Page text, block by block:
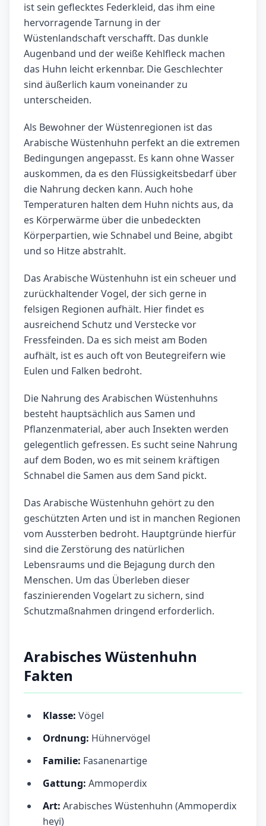
ist sein geflecktes Federkleid, das ihm eine
hervorragende Tarnung in der
Wüstenlandschaft verschafft. Das dunkle
Augenband und der weiße Kehlfleck machen
das Huhn leicht erkennbar. Die Geschlechter
sind äußerlich kaum voneinander zu
unterscheiden.
Als Bewohner der Wüstenregionen ist das
Arabische Wüstenhuhn perfekt an die extremen
Bedingungen angepasst. Es kann ohne Wasser
auskommen, da es den Flüssigkeitsbedarf über
die Nahrung decken kann. Auch hohe
Temperaturen halten dem Huhn nichts aus, da
es Körperwärme über die unbedeckten
Körperpartien, wie Schnabel und Beine, abgibt
und so Hitze abstrahlt.
Das Arabische Wüstenhuhn ist ein scheuer und
zurückhaltender Vogel, der sich gerne in
felsigen Regionen aufhält. Hier findet es
ausreichend Schutz und Verstecke vor
Fressfeinden. Da es sich meist am Boden
aufhält, ist es auch oft von Beutegreifern wie
Eulen und Falken bedroht.
Die Nahrung des Arabischen Wüstenhuhns
besteht hauptsächlich aus Samen und
Pflanzenmaterial, aber auch Insekten werden
gelegentlich gefressen. Es sucht seine Nahrung
auf dem Boden, wo es mit seinem kräftigen
Schnabel die Samen aus dem Sand pickt.
Das Arabische Wüstenhuhn gehört zu den
geschützten Arten und ist in manchen Regionen
vom Aussterben bedroht. Hauptgründe hierfür
sind die Zerstörung des natürlichen
Lebensraums und die Bejagung durch den
Menschen. Um das Überleben dieser
faszinierenden Vogelart zu sichern, sind
Schutzmaßnahmen dringend erforderlich.
Arabisches Wüstenhuhn
Fakten
Klasse: Vögel
Ordnung: Hühnervögel
Familie: Fasanenartige
Gattung: Ammoperdix
Art: Arabisches Wüstenhuhn (Ammoperdix
heyi)